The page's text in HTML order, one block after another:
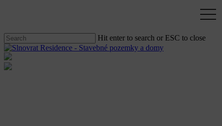
content
Hit enter to search or ESC to close
Close
Search
Menu